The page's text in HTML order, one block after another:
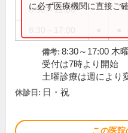
8:30～12:00
に必ず医療機関に直接ご
備考: 8:30～17:00 木
受付は7時より開始
土曜診療は週により
休診日: 日・祝
この医院